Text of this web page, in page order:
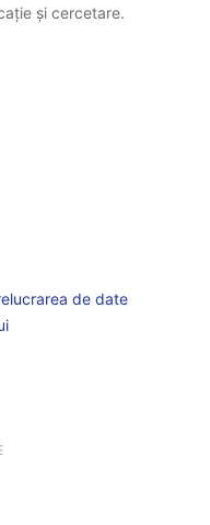
și cercetare.
de date